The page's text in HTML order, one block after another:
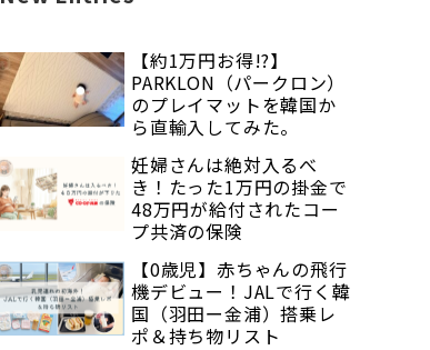
【約1万円お得!?】
PARKLON（パークロン）
のプレイマットを韓国か
ら直輸入してみた。
妊婦さんは絶対入るべ
き！たった1万円の掛金で
48万円が給付されたコー
プ共済の保険
【0歳児】赤ちゃんの飛行
機デビュー！JALで行く韓
国（羽田ー金浦）搭乗レ
ポ＆持ち物リスト